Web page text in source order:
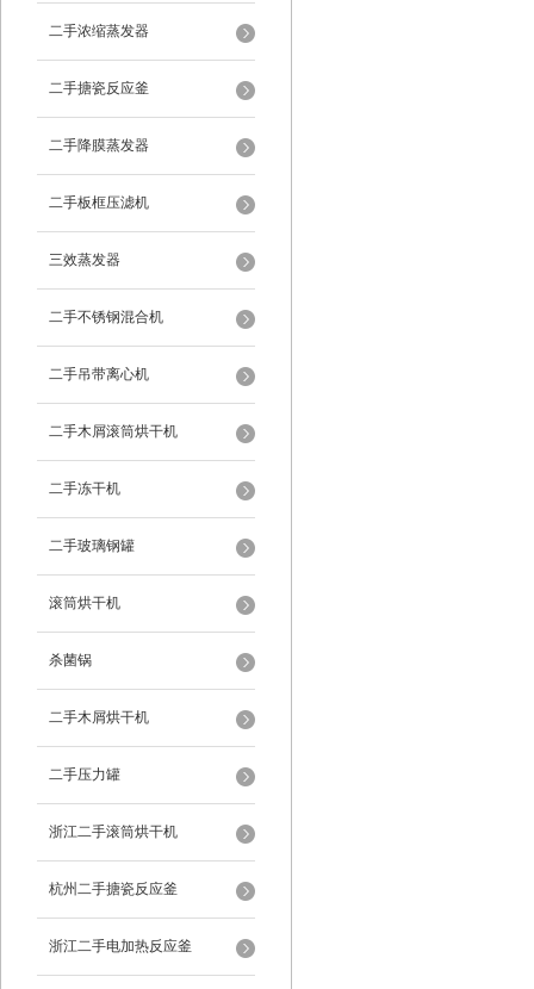
二手浓缩蒸发器
二手搪瓷反应釜
二手降膜蒸发器
二手板框压滤机
三效蒸发器
二手不锈钢混合机
二手吊带离心机
二手木屑滚筒烘干机
二手冻干机
二手玻璃钢罐
滚筒烘干机
杀菌锅
二手木屑烘干机
二手压力罐
浙江二手滚筒烘干机
杭州二手搪瓷反应釜
浙江二手电加热反应釜